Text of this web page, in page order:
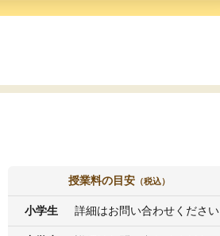
授業料の目安 （税込）
小学生 詳細はお問い合わせください